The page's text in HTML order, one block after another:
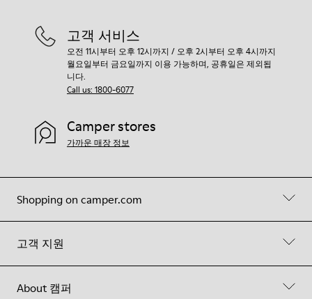
Shopping on camper.com
고객 지원
About 캠퍼
고객 서비스
오전 11시부터 오후 12시까지 / 오후 2시부터 오후 4시까지
월요일부터 금요일까지 이용 가능하며, 공휴일은 제외됩
니다.
Call us: 1800-6077
Camper stores
가까운 매장 정보